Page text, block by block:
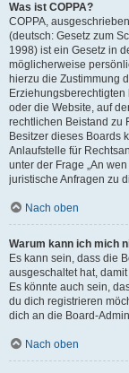
Was ist COPPA?
COPPA,
(deutsch: Gesetz zum
1998) ist ein Gesetz in
möglicherweise
hierzu die Zustimmung
oder die Website, auf
rechtlichen Beistand zu
Besitzer dieses Boards
Anlaufstelle für
unter der Frage „An
juristische Anfragen zu
Nach oben
Warum kann ich mich
Es kann sein, dass die
ausgeschaltet hat,
Es könnte auch sein,
du dich registrieren
dich an die Board-
Nach oben